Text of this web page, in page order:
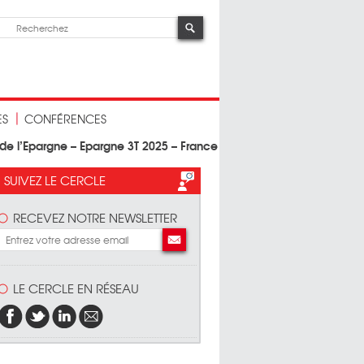
CONFÉRENCES
l’Epargne – Epargne 3T 2025 – France
SUIVEZ LE CERCLE
RECEVEZ NOTRE NEWSLETTER
LE CERCLE EN RÉSEAU